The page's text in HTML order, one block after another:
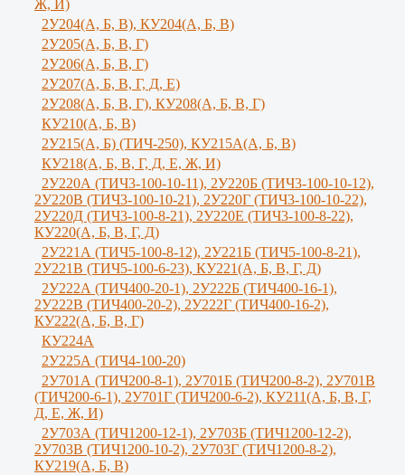
Ж, И)
2У204(А, Б, В), КУ204(А, Б, В)
2У205(А, Б, В, Г)
2У206(А, Б, В, Г)
2У207(А, Б, В, Г, Д, Е)
2У208(А, Б, В, Г), КУ208(А, Б, В, Г)
КУ210(А, Б, В)
2У215(А, Б) (ТИЧ-250), КУ215А(А, Б, В)
КУ218(А, Б, В, Г, Д, Е, Ж, И)
2У220А (ТИЧ3-100-10-11), 2У220Б (ТИЧ3-100-10-12),
2У220В (ТИЧ3-100-10-21), 2У220Г (ТИЧ3-100-10-22),
2У220Д (ТИЧ3-100-8-21), 2У220Е (ТИЧ3-100-8-22),
КУ220(А, Б, В, Г, Д)
2У221А (ТИЧ5-100-8-12), 2У221Б (ТИЧ5-100-8-21),
2У221В (ТИЧ5-100-6-23), КУ221(А, Б, В, Г, Д)
2У222А (ТИЧ400-20-1), 2У222Б (ТИЧ400-16-1),
2У222В (ТИЧ400-20-2), 2У222Г (ТИЧ400-16-2),
КУ222(А, Б, В, Г)
КУ224А
2У225А (ТИЧ4-100-20)
2У701А (ТИЧ200-8-1), 2У701Б (ТИЧ200-8-2), 2У701В
(ТИЧ200-6-1), 2У701Г (ТИЧ200-6-2), КУ211(А, Б, В, Г,
Д, Е, Ж, И)
2У703А (ТИЧ1200-12-1), 2У703Б (ТИЧ1200-12-2),
2У703В (ТИЧ1200-10-2), 2У703Г (ТИЧ1200-8-2),
КУ219(А, Б, В)